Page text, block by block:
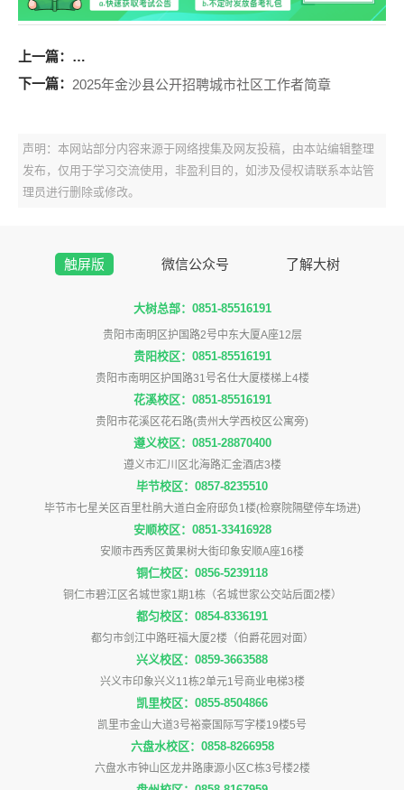
上一篇：
2025年册亨县教育系统实施“雁归计划” 选调教师工作简
下一篇： 2025年金沙县公开招聘城市社区工作者简章
声明：本网站部分内容来源于网络搜集及网友投稿，由本站编辑整理
发布，仅用于学习交流使用，非盈利目的，如涉及侵权请联系本站管
理员进行删除或修改。
触屏版 微信公众号 了解大树
大树总部：0851-85516191
贵阳市南明区护国路2号中东大厦A座12层
贵阳校区：0851-85516191
贵阳市南明区护国路31号名仕大厦楼梯上4楼
花溪校区：0851-85516191
贵阳市花溪区花石路(贵州大学西校区公寓旁)
遵义校区：0851-28870400
遵义市汇川区北海路汇金酒店3楼
毕节校区：0857-8235510
毕节市七星关区百里杜鹃大道白金府邸负1楼(检察院隔壁停车场进)
安顺校区：0851-33416928
安顺市西秀区黄果树大街印象安顺A座16楼
铜仁校区：0856-5239118
铜仁市碧江区名城世家1期1栋（名城世家公交站后面2楼）
都匀校区：0854-8336191
都匀市剑江中路旺福大厦2楼（伯爵花园对面）
兴义校区：0859-3663588
兴义市印象兴义11栋2单元1号商业电梯3楼
凯里校区：0855-8504866
凯里市金山大道3号裕豪国际写字楼19楼5号
六盘水校区：0858-8266958
六盘水市钟山区龙井路康源小区C栋3号楼2楼